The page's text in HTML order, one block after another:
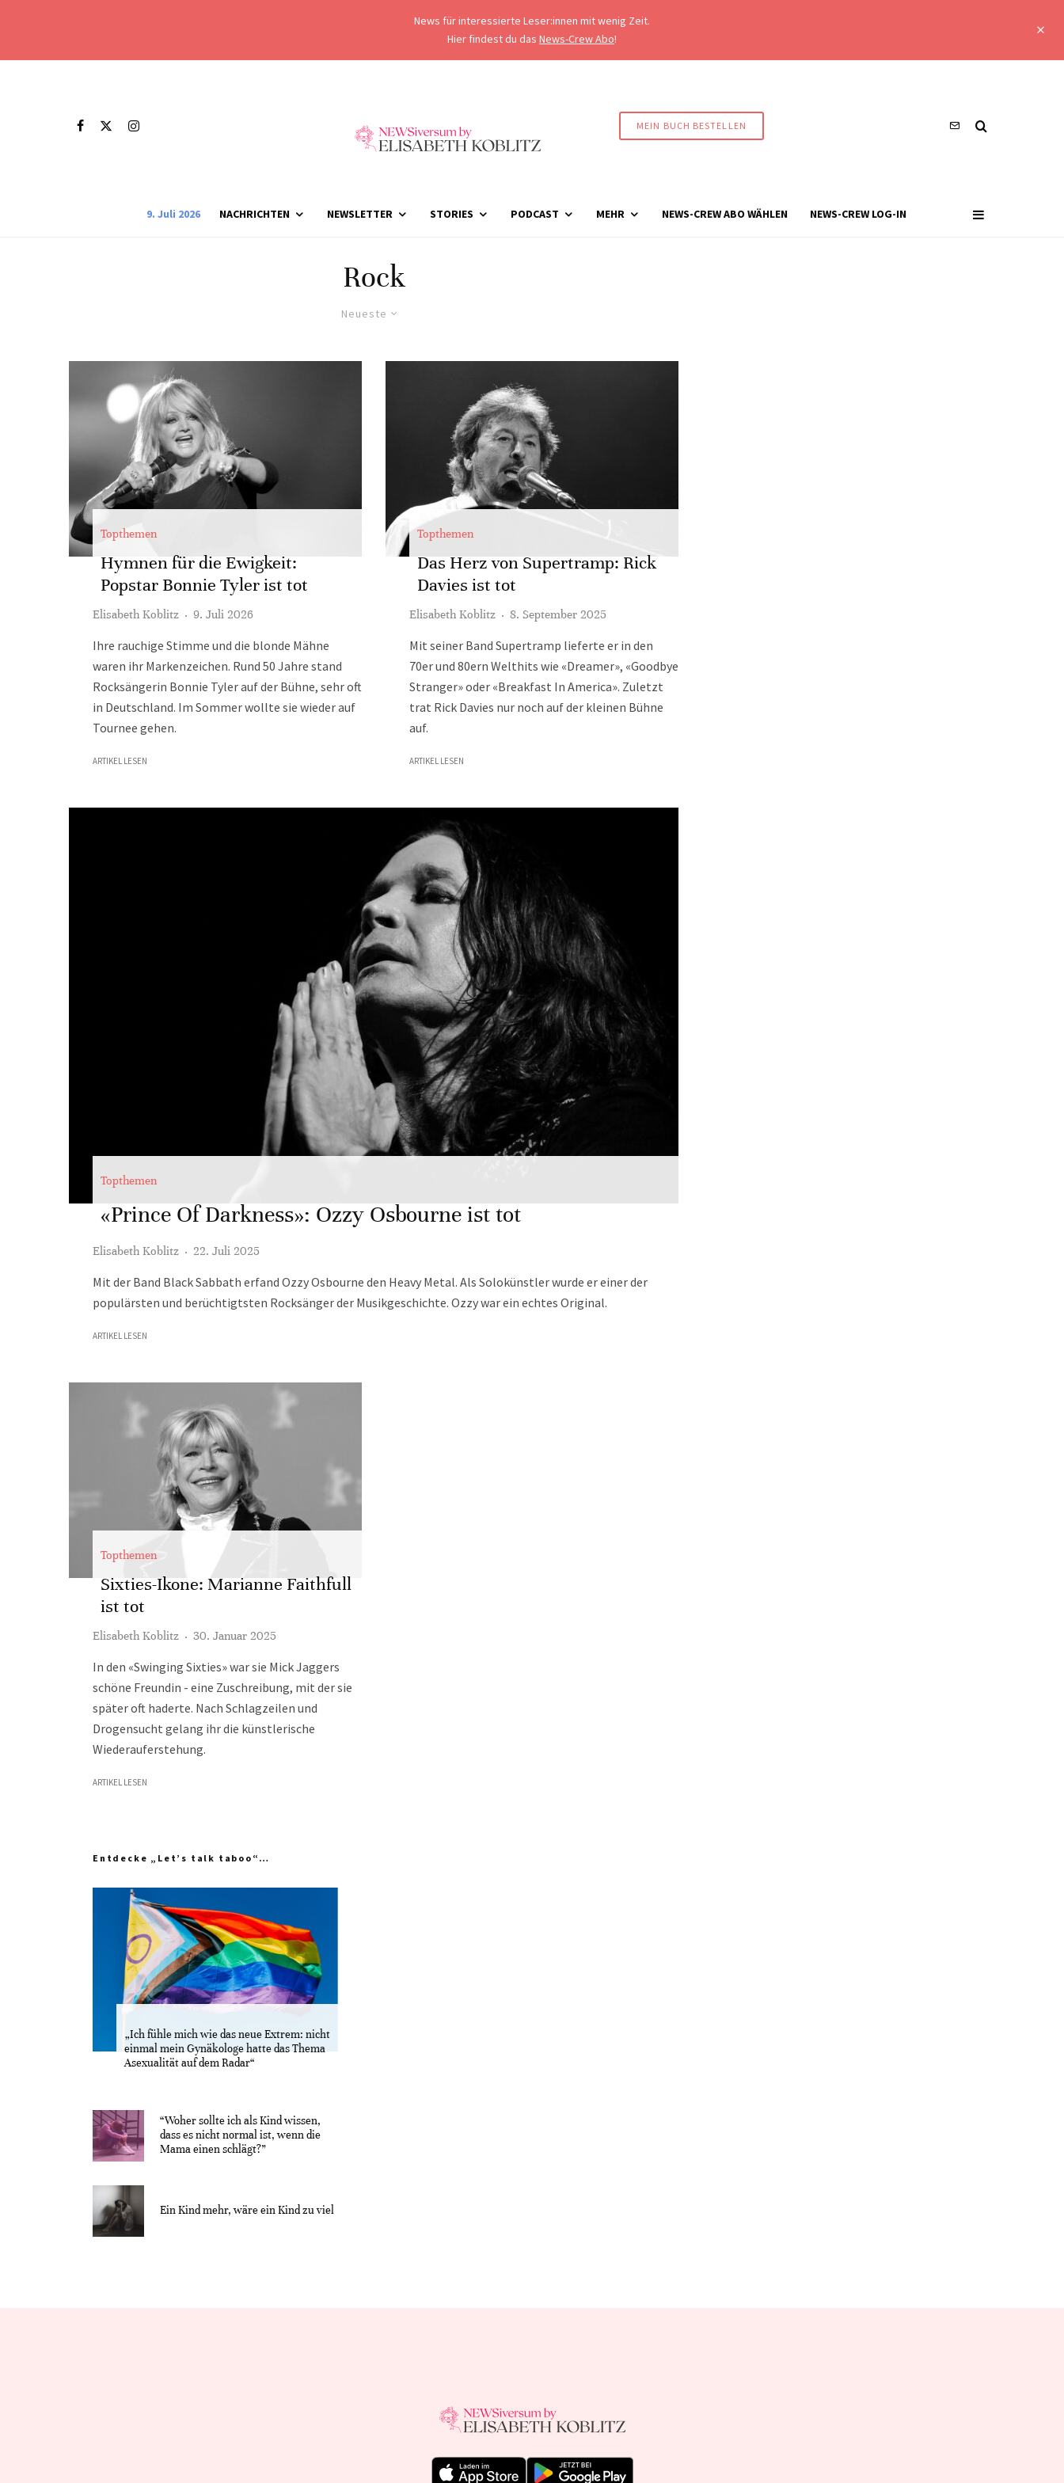
News für interessierte Leser:innen mit wenig Zeit.
Hier findest du das News-Crew Abo!
MEIN BUCH BESTELLEN
9. Juli 2026 NACHRICHTEN NEWSLETTER STORIES PODCAST MEHR NEWS-CREW ABO WÄHLEN NEWS-CREW LOG-IN
Rock
Neueste
Topthemen
Hymnen für die Ewigkeit:
Popstar Bonnie Tyler ist tot
Elisabeth Koblitz · 9. Juli 2026
Ihre rauchige Stimme und die blonde Mähne
waren ihr Markenzeichen. Rund 50 Jahre stand
Rocksängerin Bonnie Tyler auf der Bühne, sehr oft
in Deutschland. Im Sommer wollte sie wieder auf
Tournee gehen.
ARTIKEL LESEN
Topthemen
Das Herz von Supertramp: Rick
Davies ist tot
Elisabeth Koblitz · 8. September 2025
Mit seiner Band Supertramp lieferte er in den
70er und 80ern Welthits wie «Dreamer», «Goodbye
Stranger» oder «Breakfast In America». Zuletzt
trat Rick Davies nur noch auf der kleinen Bühne
auf.
ARTIKEL LESEN
Topthemen
«Prince Of Darkness»: Ozzy Osbourne ist tot
Elisabeth Koblitz · 22. Juli 2025
Mit der Band Black Sabbath erfand Ozzy Osbourne den Heavy Metal. Als Solokünstler wurde er einer der
populärsten und berüchtigtsten Rocksänger der Musikgeschichte. Ozzy war ein echtes Original.
ARTIKEL LESEN
Topthemen
Sixties-Ikone: Marianne Faithfull
ist tot
Elisabeth Koblitz · 30. Januar 2025
In den «Swinging Sixties» war sie Mick Jaggers
schöne Freundin - eine Zuschreibung, mit der sie
später oft haderte. Nach Schlagzeilen und
Drogensucht gelang ihr die künstlerische
Wiederauferstehung.
ARTIKEL LESEN
Entdecke „Let’s talk taboo“…
„Ich fühle mich wie das neue Extrem: nicht
einmal mein Gynäkologe hatte das Thema
Asexualität auf dem Radar“
“Woher sollte ich als Kind wissen,
dass es nicht normal ist, wenn die
Mama einen schlägt?”
Ein Kind mehr, wäre ein Kind zu viel